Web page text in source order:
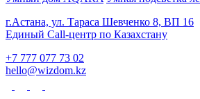
г.Астана, ул. Тараса Шевченко 8, ВП 16
Единый Call-центр по Казахстану
+7 777 077 73 02
hello@wizdom.kz